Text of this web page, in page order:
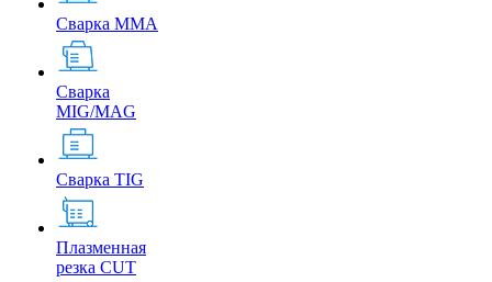
Сварка MMA
Сварка
MIG/MAG
Сварка TIG
Плазменная
резка CUT